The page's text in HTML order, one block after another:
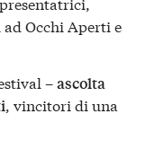
Occhi Aperti e
–ascolta
, vincitori di una